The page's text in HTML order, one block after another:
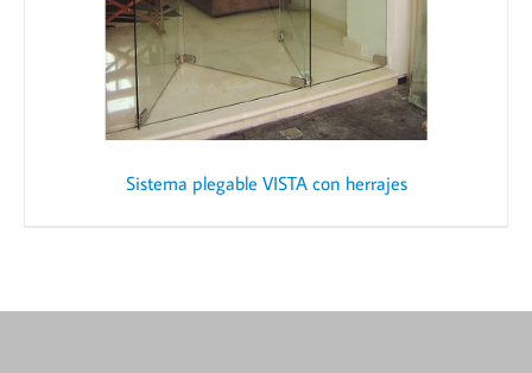
Sistema plegable VISTA con herrajes